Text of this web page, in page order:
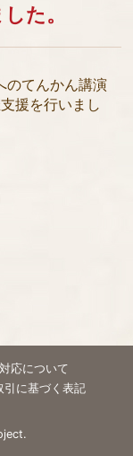
た。
のてんかん講演
援を行いまし
応について
引に基づく表記